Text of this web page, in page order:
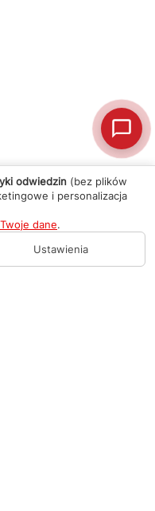
odwiedzin (bez plików
i personalizacja
dane.
Ustawienia